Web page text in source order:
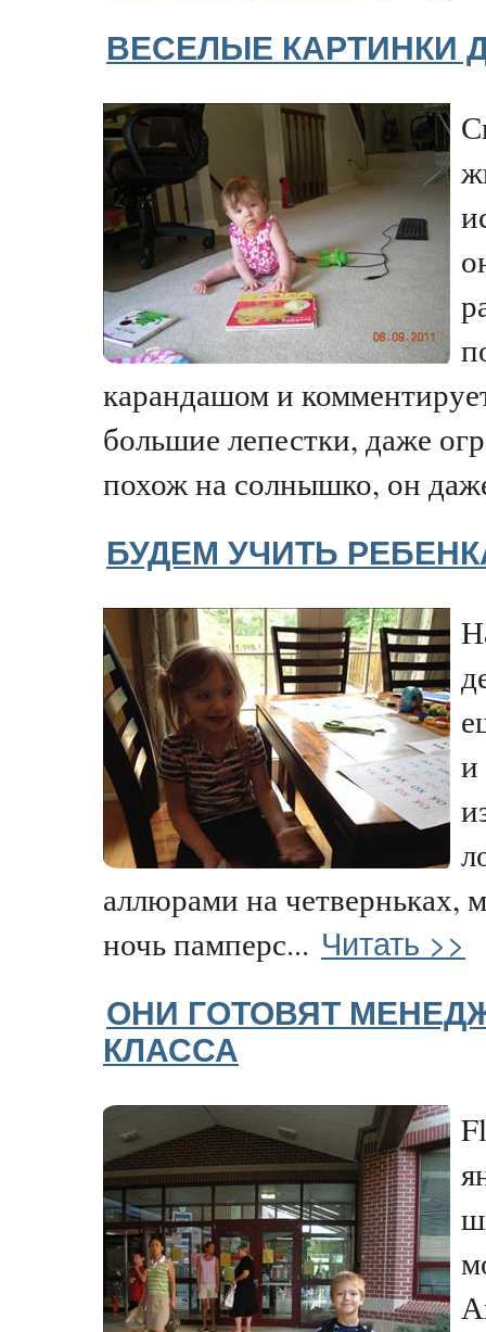
ВЕСЕЛЫЕ
карандашом и
большие лепестки, даже
похож на солнышко, он
БУДЕМ УЧИТЬ
и
аллюрами на четверньках,
ночь памперс... Читать >>
ОНИ ГОТОВЯТ
КЛАССА